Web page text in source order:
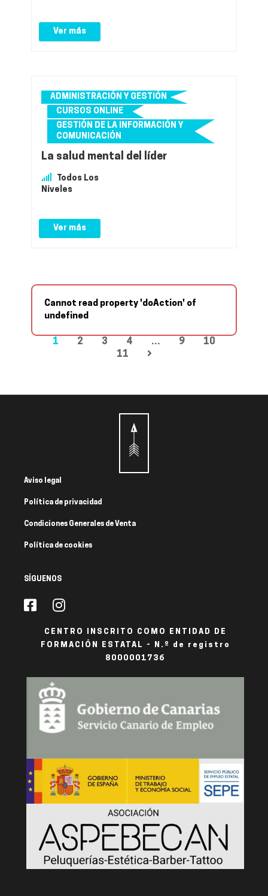
Ver más
ADMINISTRACIÓN Y GESTIÓN
CURSOS ONLINE
GESTIÓN DE LA INFORMACIÓN Y
COMUNICACIÓN
La salud mental del líder
Todos Los
Niveles
Ver más
Cannot read property 'doAction' of
undefined
1 2 3 4 … 9
10
11
Aviso legal
Política de privacidad
Condiciones Generales de Venta
Política de cookies
SÍGUENOS
CENTRO INSCRITO COMO ENTIDAD DE
FORMACIÓN ESTATAL - N.º de registro
8000001736